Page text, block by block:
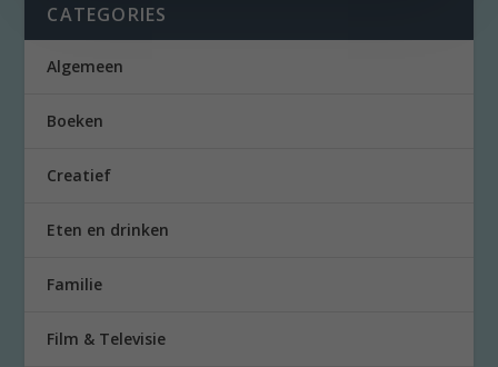
CATEGORIES
Algemeen
Boeken
Creatief
Eten en drinken
Familie
Film & Televisie